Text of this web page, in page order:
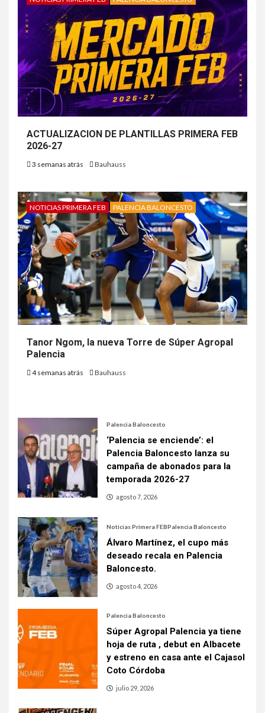
ACTUALIZACION DE PLANTILLAS PRIMERA FEB
2026-27
3 semanas atrás Bauhauss
NOTICIAS PRIMERA FEB PALENCIA BALONCESTO
Tanor Ngom, la nueva Torre de Súper Agropal
Palencia
4 semanas atrás Bauhauss
Palencia Baloncesto
‘Palencia se enciende’: el
Palencia Baloncesto lanza su
campaña de abonados para la
temporada 2026-27
agosto 7, 2026
Noticias Primera FEBPalencia Baloncesto
Álvaro Martínez, el cupo más
deseado recala en Palencia
Baloncesto.
agosto 4, 2026
Palencia Baloncesto
Súper Agropal Palencia ya tiene
hoja de ruta , debut en Albacete
y estreno en casa ante el Cajasol
Coto Córdoba
julio 29, 2026